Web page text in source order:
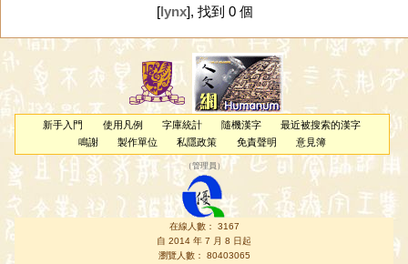
[lynx], 找到 0 個
新手入門 使用凡例 字庫統計 隨機漢字
最近被搜索的漢字
鳴謝
製作單位 私隱政策 免責聲明 意見簿
（管理員 ）
在線人數： 3167
自 2014 年 7 月 8 日起
瀏覽人數： 80403065